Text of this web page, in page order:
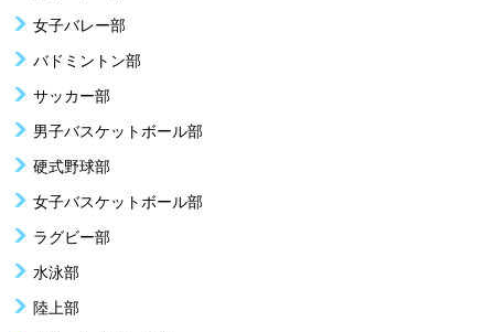
女子バレー部
バドミントン部
サッカー部
男子バスケットボール部
硬式野球部
女子バスケットボール部
ラグビー部
水泳部
陸上部